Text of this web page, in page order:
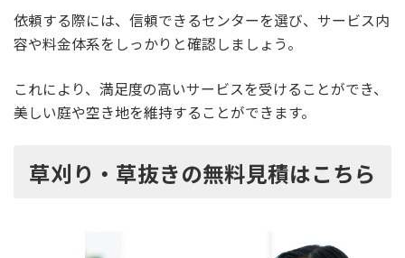
依頼する際には、信頼できるセンターを選び、サービス内
容や料金体系をしっかりと確認しましょう。
これにより、満足度の高いサービスを受けることができ、
美しい庭や空き地を維持することができます。
草刈り・草抜きの無料見積はこちら